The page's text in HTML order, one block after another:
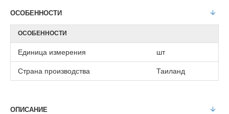
ОСОБЕННОСТИ
ОСОБЕННОСТИ
Единица измерения шт
Страна производства Таиланд
ОПИСАНИЕ